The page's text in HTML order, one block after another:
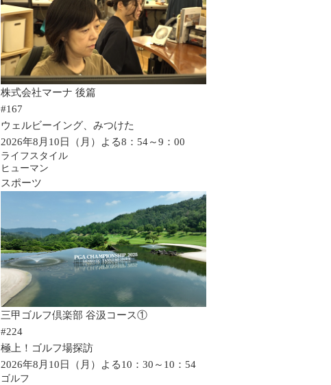
株式会社マーナ 後篇
#167
ウェルビーイング、みつけた
2026年8月10日（月）よる8：54～9：00
ライフスタイル
ヒューマン
スポーツ
三甲ゴルフ倶楽部 谷汲コース①
#224
極上！ゴルフ場探訪
2026年8月10日（月）よる10：30～10：54
ゴルフ